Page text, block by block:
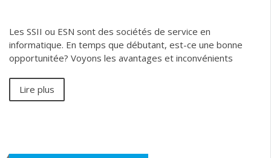
Les SSII ou ESN sont des sociétés de service en
informatique. En temps que débutant, est-ce une bonne
opportunitée? Voyons les avantages et inconvénients
Lire plus